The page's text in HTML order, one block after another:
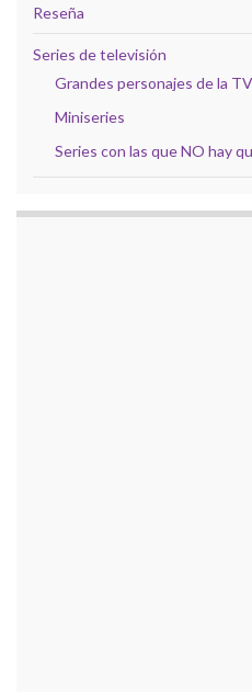
Reseña
Series de televisión
Grandes personajes de la TV
Miniseries
Series con las que NO hay